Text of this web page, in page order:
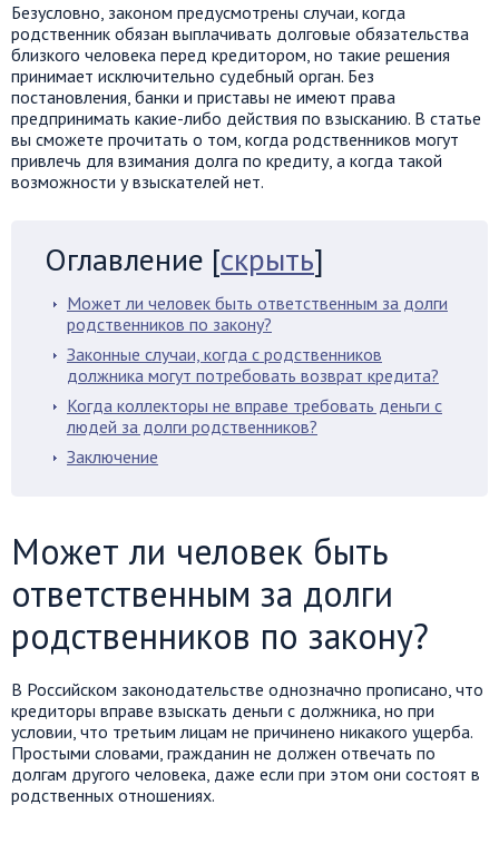
Безусловно, законом предусмотрены случаи, когда
родственник обязан выплачивать долговые обязательства
близкого человека перед кредитором, но такие решения
принимает исключительно судебный орган. Без
постановления, банки и приставы не имеют права
предпринимать какие-либо действия по взысканию. В статье
вы сможете прочитать о том, когда родственников могут
привлечь для взимания долга по кредиту, а когда такой
возможности у взыскателей нет.
Оглавление [скрыть]
Может ли человек быть ответственным за долги
родственников по закону?
Законные случаи, когда с родственников
должника могут потребовать возврат кредита?
Когда коллекторы не вправе требовать деньги с
людей за долги родственников?
Заключение
Может ли человек быть
ответственным за долги
родственников по закону?
В Российском законодательстве однозначно прописано, что
кредиторы вправе взыскать деньги с должника, но при
условии, что третьим лицам не причинено никакого ущерба.
Простыми словами, гражданин не должен отвечать по
долгам другого человека, даже если при этом они состоят в
родственных отношениях.